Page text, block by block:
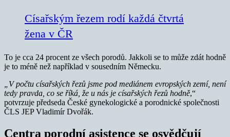
Císařským řezem rodí každá čtvrtá
žena v ČR
To je cca 24 procent ze všech porodů. Jakkoli se to může zdát hodně
je to méně než například v sousedním Německu.
„V počtu císařských řezů jsme pod mediánem evropských zemí, není
tedy pravda, co se říká, že u nás je císařských řezů hodně,“
potvrzuje předseda České gynekologické a porodnické společnosti
ČLS JEP Vladimír Dvořák.
Centra porodní asistence se osvědčují